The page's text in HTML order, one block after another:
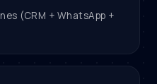
(CRM + WhatsApp +